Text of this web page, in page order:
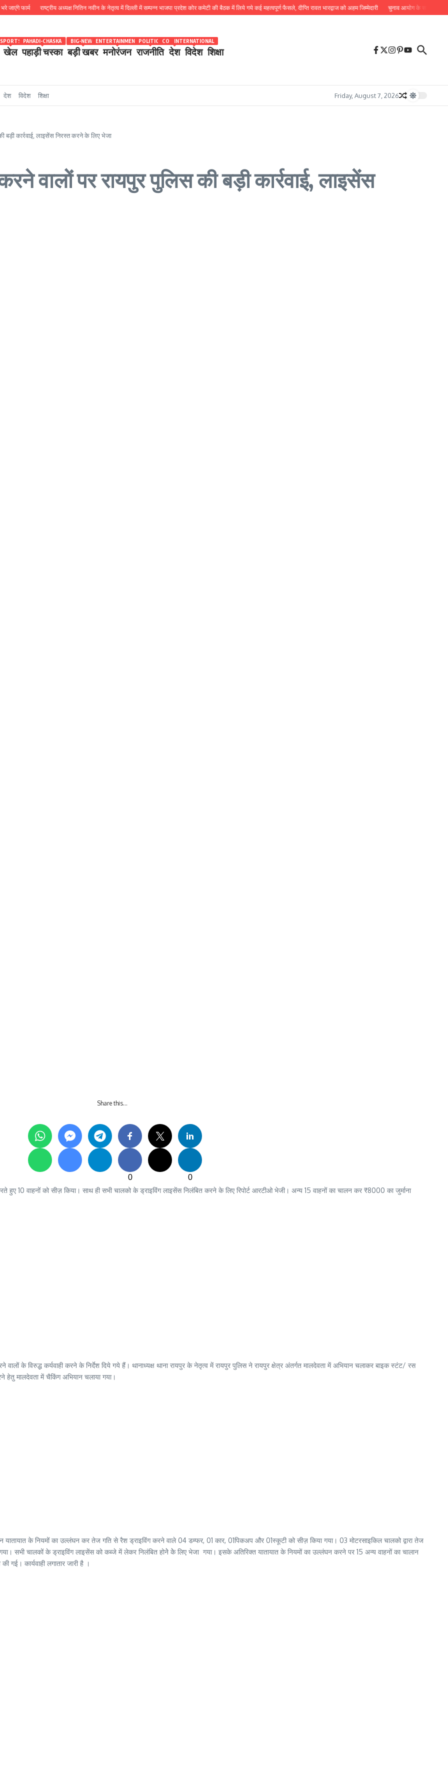
फार्म राष्ट्रीय अध्यक्ष नितिन नवीन के नेतृत्व में दिल्ली में सम्पन्न भाजपा प्रदेश कोर कमेटी की बैठक में लिये गये कई महत्वपूर्ण फैसले, दीप्ति रावत भारद्वाज को अहम जिम्मेदारी चुनाव आयोग के साथ बैठक में सूर्यकांत
खेल
SPORTS
पहाड़ी चस्का
PAHADI-CHASKA
बड़ी खबर
BIG-NEWS
मनोरंजन
ENTERTAINMENT
राजनीति
POLITICS
देश
COUNTRY
विदेश
INTERNATIONAL
शिक्षा
देश विदेश शिक्षा Friday, August 7, 2026
बड़ी कार्रवाई, लाइसेंस निरस्त करने के लिए भेजा
वालों पर रायपुर पुलिस की बड़ी कार्रवाई, लाइसेंस
Share this…
0
0
हुए 10 वाहनों को सीज़ किया। साथ ही सभी चालको के ड्राइविंग लाइसेंस निलंबित करने के लिए रिपोर्ट आरटीओ भेजी। अन्य 15 वाहनों का चालन कर ₹8000 का जुर्माना
के विरुद्ध कर्यवाही करने के निर्देश दिये गये हैं। थानाध्यक्ष थाना रायपुर के नेतृत्व में रायपुर पुलिस ने रायपुर क्षेत्र अंतर्गत मालदेवता में अभियान चलाकर बाइक स्टंट/ रस
हेतु मालदेवता में चैकिंग अभियान चलाया गया।
के नियमों का उल्लंघन कर तेज गति से रैश ड्राइविंग करने वाले 04 डम्फर, 01 कार, 01पिकअप और 01स्कूटी को सीज़ किया गया। 03 मोटरसाइकिल चालको द्वारा तेज
सभी चालकों के ड्राइविंग लाइसेंस को कब्जे में लेकर निलंबित होनेे केे लिए भेजा गया। इसके अतिरिक्त यातायात के नियमों का उल्लंघन करने पर 15 अन्य वाहनों का चालान
गई। कार्यवाही लगातार जारी है ।